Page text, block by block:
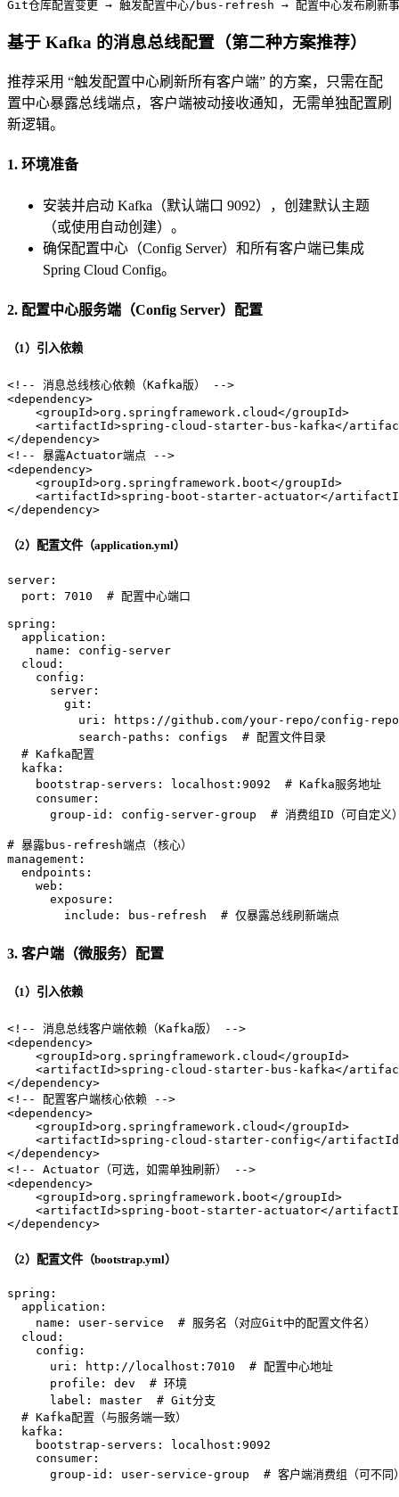
Git仓库配置变更 → 触发配置中心/bus-refresh → 配置中心发布刷新事
基于 Kafka 的消息总线配置（第二种方案推荐）
推荐采用 “触发配置中心刷新所有客户端” 的方案，只需在配
置中心暴露总线端点，客户端被动接收通知，无需单独配置刷
新逻辑。
1. 环境准备
安装并启动 Kafka（默认端口 9092），创建默认主题
（或使用自动创建）。
确保配置中心（Config Server）和所有客户端已集成
Spring Cloud Config。
2. 配置中心服务端（Config Server）配置
（1）引入依赖
<!-- 消息总线核心依赖（Kafka版） -->
<dependency>
<groupId>org.springframework.cloud</groupId>
<artifactId>spring-cloud-starter-bus-kafka</
</dependency>
<!-- 暴露Actuator端点 -->
<dependency>
<groupId>org.springframework.boot</groupId>
<artifactId>spring-boot-starter-actuator</
</dependency>
（2）配置文件（application.yml）
server:
port:
7010 # 配置中心端口
spring:
application:
name:
config-server
cloud:
config:
server:
git:
uri:
https://github.com/your-repo/config-repo
search-paths:
configs
# 配置文件目录
# Kafka配置
kafka:
bootstrap-servers:
localhost:9092
# Kafka服务地址
consumer:
group-id:
config-server-group # 消费组ID（可自定义
# 暴露bus-refresh端点（核心）
management:
endpoints:
web:
exposure:
include:
bus-refresh # 仅暴露总线刷新端点
3. 客户端（微服务）配置
（1）引入依赖
<!-- 消息总线客户端依赖（Kafka版） -->
<dependency>
<groupId>org.springframework.cloud</groupId>
<artifactId>spring-cloud-starter-bus-kafka</
</dependency>
<!-- 配置客户端核心依赖 -->
<dependency>
<groupId>org.springframework.cloud</groupId>
<artifactId>spring-cloud-starter-config</artifactId
</dependency>
<!-- Actuator（可选，如需单独刷新） -->
<dependency>
<groupId>org.springframework.boot</groupId>
<artifactId>spring-boot-starter-actuator</
</dependency>
（2）配置文件（bootstrap.yml）
spring:
application:
name:
user-service
# 服务名（对应Git中的配置文件名）
cloud:
config:
uri:
http://localhost:7010
# 配置中心地址
profile:
dev
# 环境
label:
master
# Git分支
# Kafka配置（与服务端一致）
kafka:
bootstrap-servers:
localhost:9092
consumer:
group-id:
user-service-group # 客户端消费组（可不同